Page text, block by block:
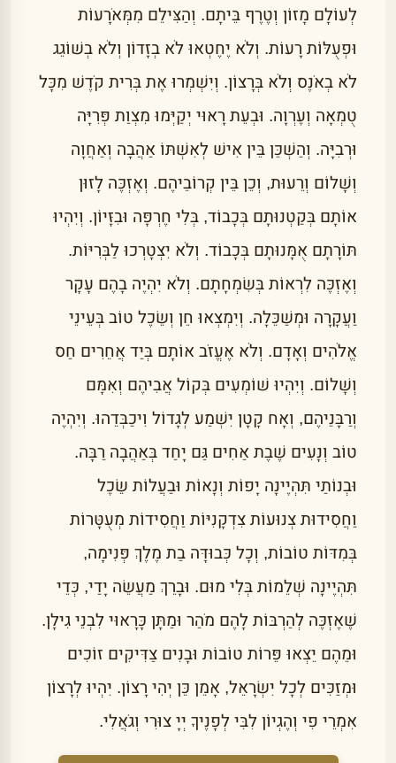
לְעוֹלָם מָזוֹן וְטֶרֶף בֵּיתָם. וְהַצִּילֵם מִמְּאֹרָעוֹת
וּפְעֻלּוֹת רָעוֹת. וְלֹא יֶחֶטְאוּ לֹא בְזָדוֹן וְלֹא בְשׁוֹגֵג
לֹא בְאֹנֶס וְלֹא בְּרָצוֹן. וְיִשְׁמְרוּ אֶת בְּרִית קֹדֶשׁ מִכָּל
טֻמְאָה וְעֶרְוָה. וּבְעֵת רָאוּי יְקַיְּמוּ מִצְוַת פְּרִיָּה
וּרְבִיָּה. וְהַשְׁכֵּן בֵּין אִישׁ לְאִשְׁתּוֹ אַהֲבָה וְאַחֲוָה
וְשָׁלוֹם וְרֵעוּת, וְכֵן בֵּין קְרוֹבֵיהֶם. וְאֶזְכֶּה לָזוּן
אוֹתָם בְּקַטְנוּתָם בְּכָבוֹד, בְּלִי חֶרְפָּה וּבִזָּיוֹן. וְיִהְיוּ
תּוֹרָתָם אֻמָּנוּתָם בְּכָבוֹד. וְלֹא יִצְטָרְכוּ לַבְּרִיּוֹת.
וְאֶזְכֶּה לִרְאוֹת בְּשִׂמְחָתָם. וְלֹא יִהְיֶה בָהֶם עָקָר
וַעֲקָרָה וּמְשַׁכֵּלָה. וְיִמְצְאוּ חֵן וְשֵׂכֶל טוֹב בְּעֵינֵי
אֱלֹהִים וְאָדָם. וְלֹא אֶעֱזֹב אוֹתָם בְּיַד אֲחֵרִים חַס
וְשָׁלוֹם. וְיִהְיוּ שׁוֹמְעִים בְּקוֹל אֲבִיהֶם וְאִמָּם
וְרַבָּנֵיהֶם, וְאָח קָטָן יִשְׁמַע לְגָדוֹל וִיכַבְּדֵהוּ. וְיִהְיֶה
טוֹב וְנָעִים שֶׁבֶת אַחִים גַּם יָחַד בְּאַהֲבָה רַבָּה.
וּבְנוֹתַי תִּהְיֶינָה יָפוֹת וְנָאוֹת וּבַעֲלוֹת שֵׂכֶל
וַחֲסִידוּת צְנוּעוֹת צִדְקָנִיּוֹת וַחֲסִידוֹת מְעֻטָּרוֹת
בְּמִדּוֹת טוֹבוֹת, וְכָל כְּבוּדָּה בַת מֶלֶךְ פְּנִימָה,
תִּהְיֶינָה שְׁלֵמוֹת בְּלִי מוּם. וּבָרֵךְ מַעֲשֵׂה יָדַי, כְּדֵי
שֶׁאֶזְכֶּה לְהַרְבּוֹת לָהֶם מֹהַר וּמַתָּן כָּרָאוּי לִבְנֵי גִילָן.
וּמֵהֶם יֵצְאוּ פֵּרוֹת טוֹבוֹת וּבָנִים צַדִּיקִים זוֹכִים
וּמְזַכִּים לְכָל יִשְׂרָאֵל, אָמֵן כֵּן יְהִי רָצוֹן. יִהְיוּ לְרָצוֹן
אִמְרֵי פִי וְהֶגְיוֹן לִבִּי לְפָנֶיךָ יְיָ צוּרִי וְגֹאֲלִי.